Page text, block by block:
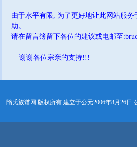
由于水平有限, 为了更好地让此网站服
助。
请在留言簿留下各位的建议或电邮至
谢谢各位宗亲的支持!!!
隋氏族谱网.版权所有 建立于公元2006年8月26日